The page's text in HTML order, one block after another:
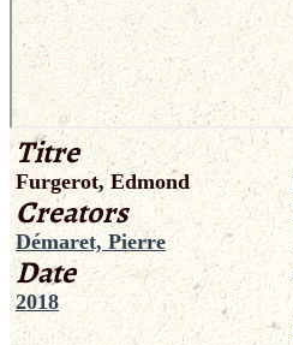
Titre
Furgerot, Edmond
Creators
Démaret, Pierre
Date
2018